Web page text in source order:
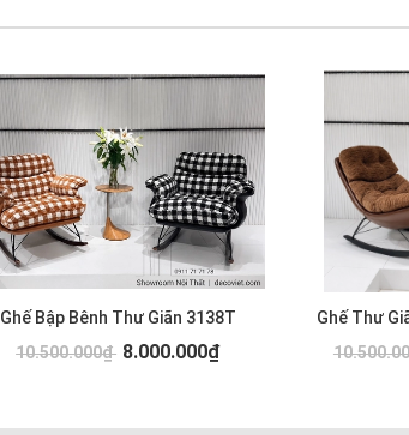
Ghế Bập Bênh Thư Giãn 3138T
10.500.000₫ 8.000.000₫
Ghế Thư